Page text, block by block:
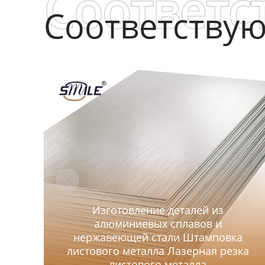
Изготовление деталей из
алюминиевых сплавов и
нержавеющей стали Штамповка
листового металла Лазерная резка